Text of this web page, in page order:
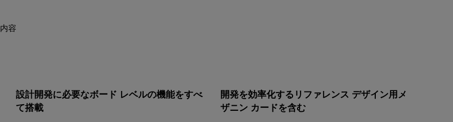
内容
設計開発に必要なボード レベルの機能をすべ
て搭載
開発を効率化するリファレンス デザイン用メ
ザニン カードを含む